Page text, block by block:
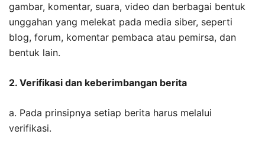
gambar, komentar, suara, video dan berbagai bentuk
unggahan yang melekat pada media siber, seperti
blog, forum, komentar pembaca atau pemirsa, dan
bentuk lain.
2. Verifikasi dan keberimbangan berita
a. Pada prinsipnya setiap berita harus melalui
verifikasi.